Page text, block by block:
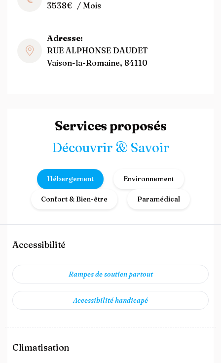
3538€ / Mois
Adresse:
RUE ALPHONSE DAUDET
Vaison-la-Romaine, 84110
Services proposés
Découvrir & Savoir
Hébergement Environnement
Confort & Bien-être Paramédical
Accessibilité
Rampes de soutien partout
Accessibilité handicapé
Climatisation